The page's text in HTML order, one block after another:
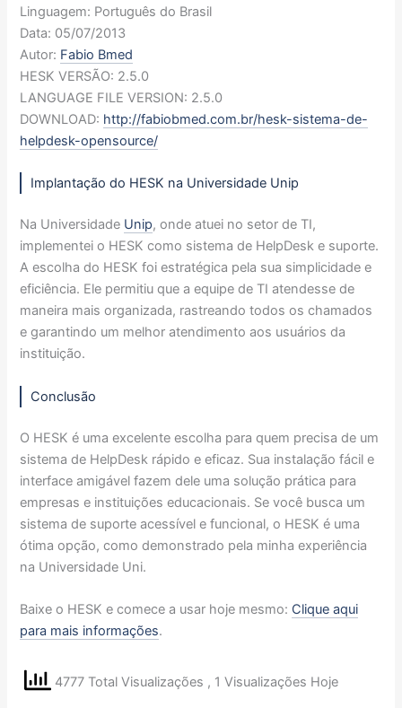
Linguagem: Português do Brasil
Data: 05/07/2013
Autor: Fabio Bmed
HESK VERSÃO: 2.5.0
LANGUAGE FILE VERSION: 2.5.0
DOWNLOAD: http://fabiobmed.com.br/hesk-sistema-de-
helpdesk-opensource/
Implantação do HESK na Universidade Unip
Na Universidade Unip, onde atuei no setor de TI,
implementei o HESK como sistema de HelpDesk e suporte.
A escolha do HESK foi estratégica pela sua simplicidade e
eficiência. Ele permitiu que a equipe de TI atendesse de
maneira mais organizada, rastreando todos os chamados
e garantindo um melhor atendimento aos usuários da
instituição.
Conclusão
O HESK é uma excelente escolha para quem precisa de um
sistema de HelpDesk rápido e eficaz. Sua instalação fácil e
interface amigável fazem dele uma solução prática para
empresas e instituições educacionais. Se você busca um
sistema de suporte acessível e funcional, o HESK é uma
ótima opção, como demonstrado pela minha experiência
na Universidade Uni.
Baixe o HESK e comece a usar hoje mesmo: Clique aqui
para mais informações.
4777 Total Visualizações , 1 Visualizações Hoje